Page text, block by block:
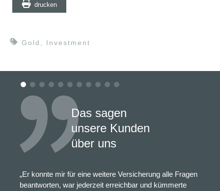
drucken
Gold Investment
Das sagen
unsere Kunden
über uns
„Er konnte mir für eine weitere Versicherung alle Fragen
beantworten, war jederzeit erreichbar und kümmerte